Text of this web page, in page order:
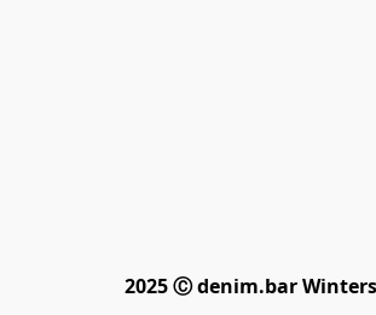
2025 Ⓒ denim.bar